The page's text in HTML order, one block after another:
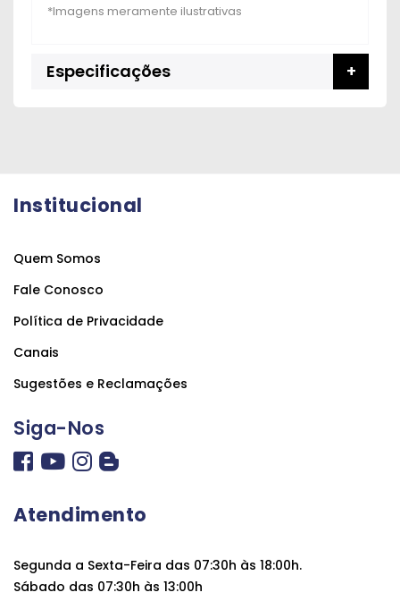
Especificações
Institucional
Quem Somos
Fale Conosco
Política de Privacidade
Canais
Sugestões e Reclamações
Siga-Nos
Atendimento
Segunda a Sexta-Feira das 07:30h às 18:00h.
Sábado das 07:30h às 13:00h